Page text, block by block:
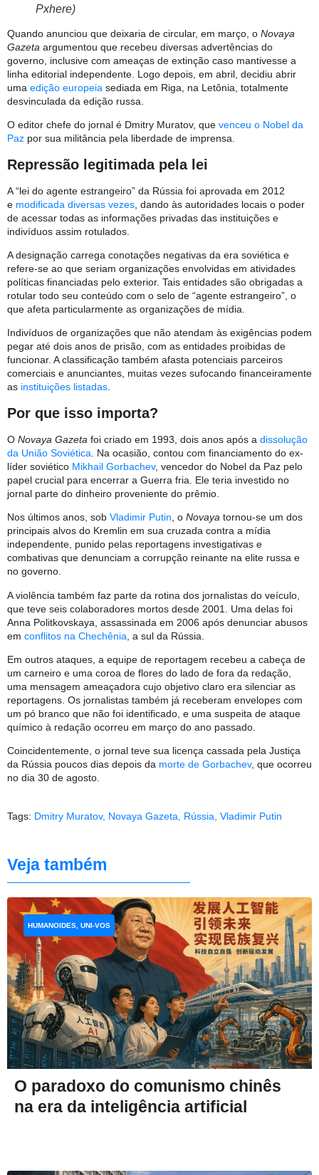
Pxhere)
Quando anunciou que deixaria de circular, em março, o Novaya
Gazeta argumentou que recebeu diversas advertências do
governo, inclusive com ameaças de extinção caso mantivesse a
linha editorial independente. Logo depois, em abril, decidiu abrir
uma edição europeia sediada em Riga, na Letônia, totalmente
desvinculada da edição russa.
O editor chefe do jornal é Dmitry Muratov, que venceu o Nobel da
Paz por sua militância pela liberdade de imprensa.
Repressão legitimada pela lei
A “lei do agente estrangeiro” da Rússia foi aprovada em 2012
e modificada diversas vezes , dando às autoridades locais o poder
de acessar todas as informações privadas das instituições e
indivíduos assim rotulados.
A designação carrega conotações negativas da era soviética e
refere-se ao que seriam organizações envolvidas em atividades
políticas financiadas pelo exterior. Tais entidades são obrigadas a
rotular todo seu conteúdo com o selo de “agente estrangeiro”, o
que afeta particularmente as organizações de mídia.
Indivíduos de organizações que não atendam às exigências podem
pegar até dois anos de prisão, com as entidades proibidas de
funcionar. A classificação também afasta potenciais parceiros
comerciais e anunciantes, muitas vezes sufocando financeiramente
as instituições listadas.
Por que isso importa?
O Novaya Gazeta foi criado em 1993, dois anos após a dissolução
da União Soviética . Na ocasião, contou com financiamento do ex-
líder soviético Mikhail Gorbachev, vencedor do Nobel da Paz pelo
papel crucial para encerrar a Guerra fria. Ele teria investido no
jornal parte do dinheiro proveniente do prêmio.
Nos últimos anos, sob Vladimir Putin , o Novaya tornou-se um dos
principais alvos do Kremlin em sua cruzada contra a mídia
independente, punido pelas reportagens investigativas e
combativas que denunciam a corrupção reinante na elite russa e
no governo.
A violência também faz parte da rotina dos jornalistas do veículo,
que teve seis colaboradores mortos desde 2001. Uma delas foi
Anna Politkovskaya, assassinada em 2006 após denunciar abusos
em conflitos na Chechênia , a sul da Rússia.
Em outros ataques, a equipe de reportagem recebeu a cabeça de
um carneiro e uma coroa de flores do lado de fora da redação,
uma mensagem ameaçadora cujo objetivo claro era silenciar as
reportagens. Os jornalistas também já receberam envelopes com
um pó branco que não foi identificado, e uma suspeita de ataque
químico à redação ocorreu em março do ano passado.
Coincidentemente, o jornal teve sua licença cassada pela Justiça
da Rússia poucos dias depois da morte de Gorbachev, que ocorreu
no dia 30 de agosto.
Tags: Dmitry Muratov, Novaya Gazeta Rússia Vladimir Putin
Veja também
O paradoxo do comunismo chinês
na era da inteligência artificial
HUMANOIDES, UNI-VOS